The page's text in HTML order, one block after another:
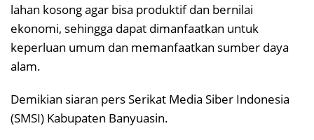
lahan kosong agar bisa produktif dan bernilai
ekonomi, sehingga dapat dimanfaatkan untuk
keperluan umum dan memanfaatkan sumber daya
alam.
Demikian siaran pers Serikat Media Siber Indonesia
(SMSI) Kabupaten Banyuasin.